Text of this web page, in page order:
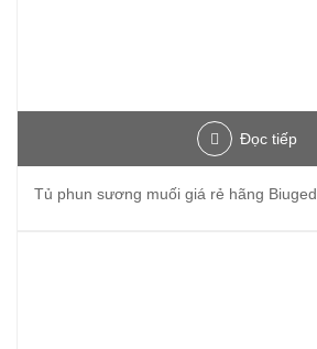
Đọc tiếp
Tủ phun sương muối giá rẻ hãng Biuged